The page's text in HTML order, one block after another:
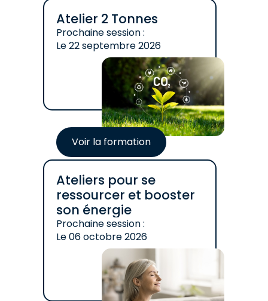
Atelier 2 Tonnes
Prochaine session :
Le22 septembre 2026
Voir la formation
Ateliers pour se
ressourcer et booster
son énergie
Prochaine session :
Le06 octobre 2026